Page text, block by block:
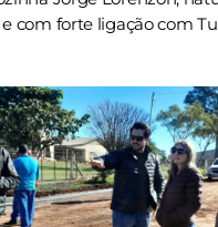
com forte ligação com